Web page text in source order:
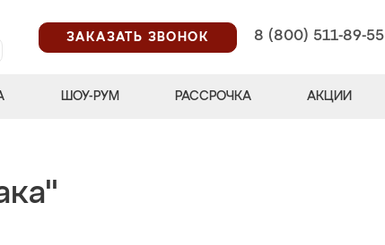
ЗАКАЗАТЬ ЗВОНОК
8 (800) 511-89-55
ШОУ-РУМ РАССРОЧКА АКЦИИ